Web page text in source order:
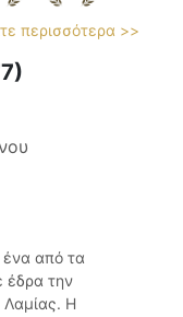
περισσότερα >>
ένα από τα
έδρα την
Λαμίας. Η